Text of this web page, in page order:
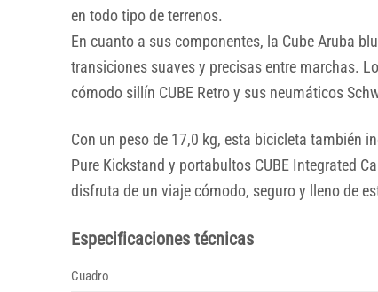
en todo tipo de terrenos.
En cuanto a sus componentes, la Cube Aruba
transiciones suaves y precisas entre marchas.
cómodo sillín CUBE Retro y sus neumáticos
Con un peso de 17,0 kg, esta bicicleta también
Pure Kickstand y portabultos CUBE Integrated
disfruta de un viaje cómodo, seguro y lleno de
Especificaciones técnicas
Cuadro